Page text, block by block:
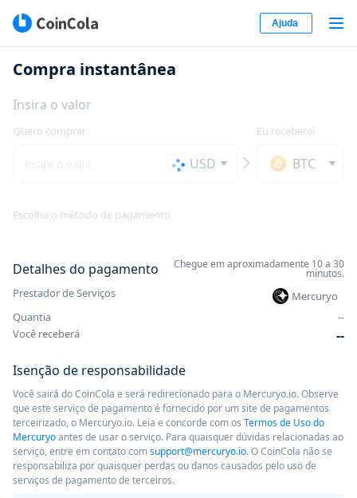
Ajuda
Compra instantânea
Insira o valor
Quero comprar
USD
Eu receberei
BTC
Escolha o método de pagamento
Detalhes do pagamento Chegue em aproximadamente 10 a 30
minutos.
Prestador de Serviços
Mercuryo
Quantia
--
Você receberá
--
Isenção de responsabilidade
Você sairá do CoinCola e será redirecionado para o Mercuryo.io. Observe
que este serviço de pagamento é fornecido por um site de pagamentos
terceirizado, o Mercuryo.io. Leia e concorde com os Termos de Uso do
Mercuryoantes de usar o serviço. Para quaisquer dúvidas relacionadas ao
serviço, entre em contato comsupport@mercuryo.io. O CoinCola não se
responsabiliza por quaisquer perdas ou danos causados ​​pelo uso de
serviços de pagamento de terceiros.